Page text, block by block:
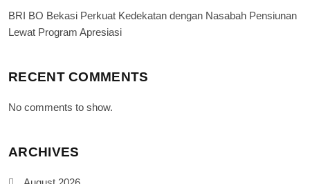
BRI BO Bekasi Perkuat Kedekatan dengan Nasabah Pensiunan
Lewat Program Apresiasi
RECENT COMMENTS
No comments to show.
ARCHIVES